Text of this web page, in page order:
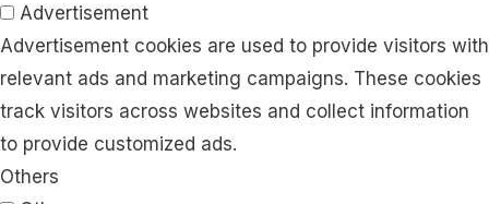
Advertisement
Advertisement cookies are used to provide visitors with
relevant ads and marketing campaigns. These cookies
track visitors across websites and collect information
to provide customized ads.
Others